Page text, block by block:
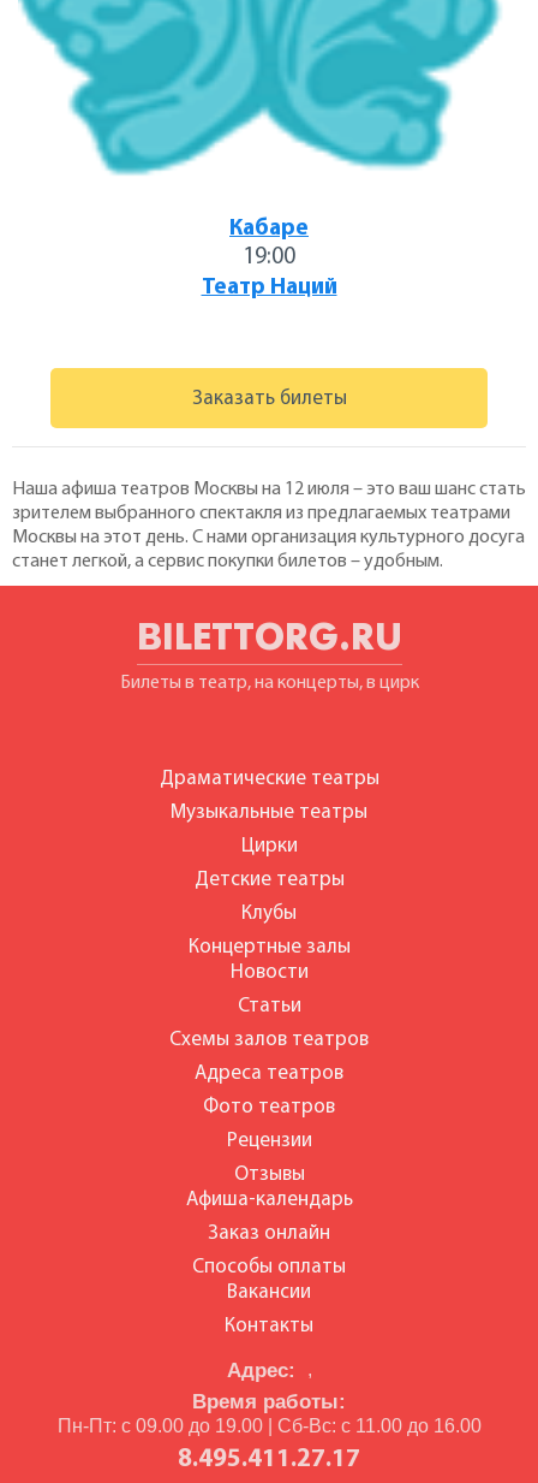
Кабаре
19:00
Театр Наций
Заказать билеты
Наша афиша театров Москвы на 12 июля – это ваш шанс стать
зрителем выбранного спектакля из предлагаемых театрами
Москвы на этот день. С нами организация культурного досуга
станет легкой, а сервис покупки билетов – удобным.
BILETTORG.RU
Билеты в театр, на концерты, в цирк
Адрес: ,
Время работы:
Пн-Пт: с 09.00 до 19.00 | Сб-Вс: с 11.00 до 16.00
8.495.411.27.17
Драматические театры
Музыкальные театры
Цирки
Детские театры
Клубы
Концертные залы
Новости
Статьи
Схемы залов театров
Адреса театров
Фото театров
Рецензии
Отзывы
Афиша-календарь
Заказ онлайн
Способы оплаты
Вакансии
Контакты